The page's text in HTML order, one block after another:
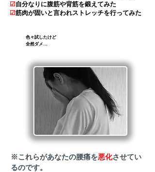
☑ 自分なりに腹筋や背筋を鍛えてみた
☑筋肉が固いと言われストレッチを行ってみた
​色々試したけど
全然ダメ…
※これらがあなたの腰痛を悪化させてい
るのです。